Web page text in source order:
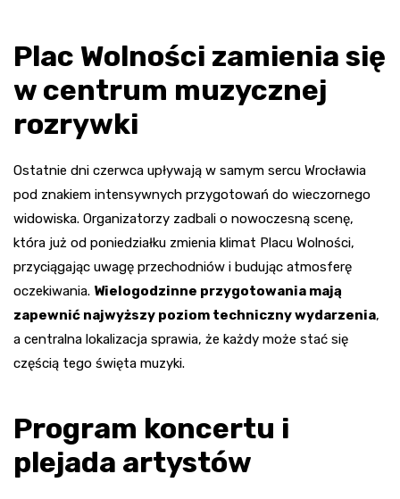
Plac Wolności zamienia się
w centrum muzycznej
rozrywki
Ostatnie dni czerwca upływają w samym sercu Wrocławia
pod znakiem intensywnych przygotowań do wieczornego
widowiska. Organizatorzy zadbali o nowoczesną scenę,
która już od poniedziałku zmienia klimat Placu Wolności,
przyciągając uwagę przechodniów i budując atmosferę
oczekiwania. Wielogodzinne przygotowania mają
zapewnić najwyższy poziom techniczny wydarzenia,
a centralna lokalizacja sprawia, że każdy może stać się
częścią tego święta muzyki.
Program koncertu i
plejada artystów